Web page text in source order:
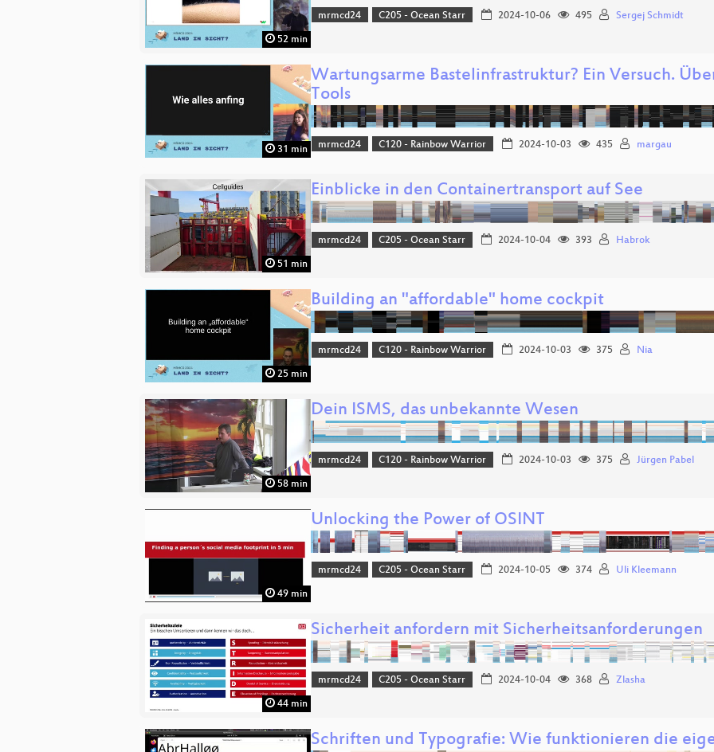
52 min
mrmcd24 C205 - Ocean Starr 2024-10-06 495 Sergej Schmidt
31 min
Wartungsarme Bastelinfrastruktur? Ein Versuch.
Tools
mrmcd24 C120 - Rainbow Warrior 2024-10-03 435 margau
51 min
Einblicke in den Containertransport auf See
mrmcd24 C205 - Ocean Starr 2024-10-04 393 Habrok
25 min
Building an "affordable" home cockpit
mrmcd24 C120 - Rainbow Warrior 2024-10-03 375 Nia
58 min
Dein ISMS, das unbekannte Wesen
mrmcd24 C120 - Rainbow Warrior 2024-10-03 375 Jürgen Pabel
49 min
Unlocking the Power of OSINT
mrmcd24 C205 - Ocean Starr 2024-10-05 374 Uli Kleemann
44 min
Sicherheit anfordern mit Sicherheitsanforderungen
mrmcd24 C205 - Ocean Starr 2024-10-04 368 Zlasha
Schriften und Typografie: Wie funktionieren die